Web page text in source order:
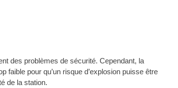
des problèmes de sécurité. Cependant, la
faible pour qu’un risque d’explosion puisse être
de la station.